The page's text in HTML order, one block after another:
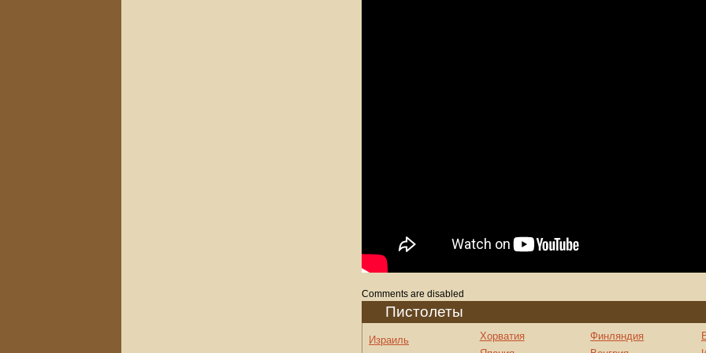
Comments are disabled
Пистолеты
Израиль
Хорватия
Финляндия